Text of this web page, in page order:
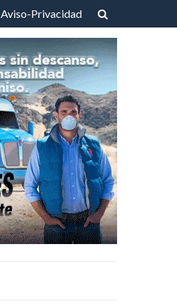
Aviso-Privacidad